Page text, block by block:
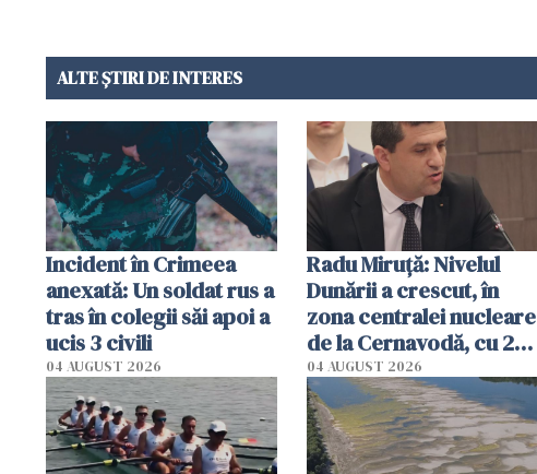
ALTE ȘTIRI DE INTERES
Incident în Crimeea
anexată: Un soldat rus a
tras în colegii săi apoi a
ucis 3 civili
04 AUGUST 2026
Radu Miruţă: Nivelul
Dunării a crescut, în
zona centralei nucleare
de la Cernavodă, cu 2
cm faţă de ziua trecută
04 AUGUST 2026